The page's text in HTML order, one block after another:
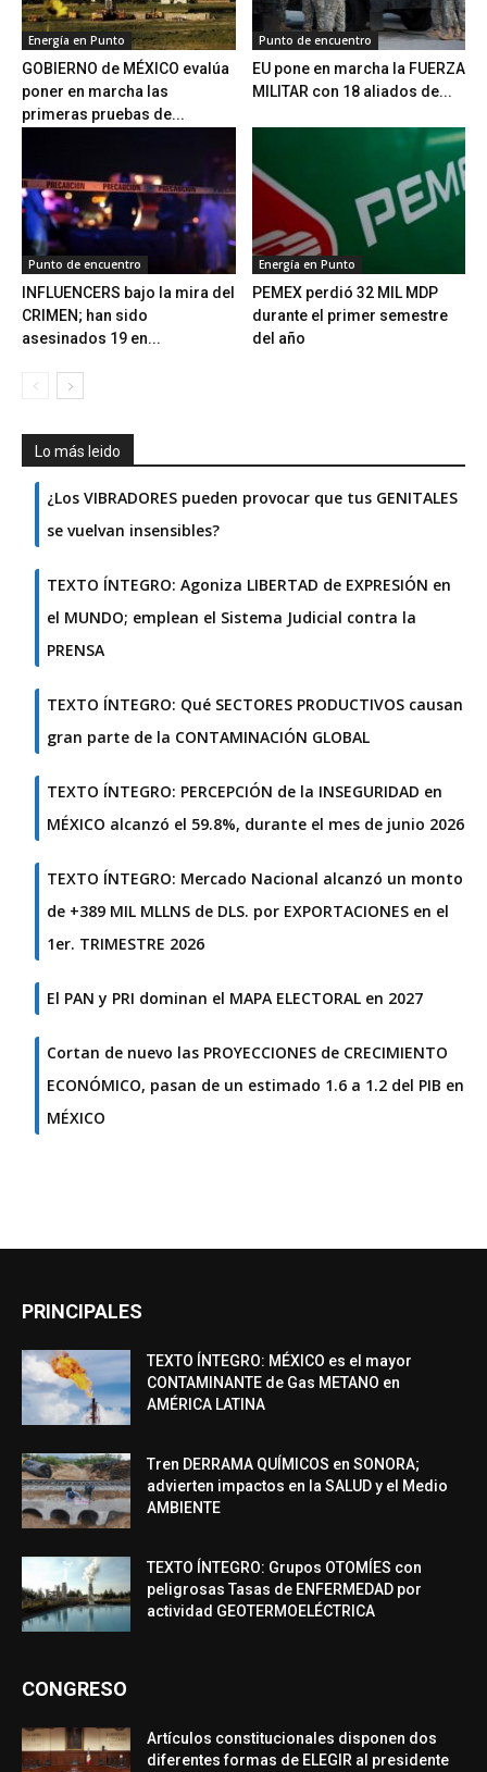
Energía en Punto
GOBIERNO de MÉXICO evalúa
poner en marcha las
primeras pruebas de...
Punto de encuentro
EU pone en marcha la FUERZA
MILITAR con 18 aliados de...
Punto de encuentro
INFLUENCERS bajo la mira del
CRIMEN; han sido
asesinados 19 en...
Energía en Punto
PEMEX perdió 32 MIL MDP
durante el primer semestre
del año
Lo más leido
¿Los VIBRADORES pueden provocar que tus GENITALES
se vuelvan insensibles?
TEXTO ÍNTEGRO: Agoniza LIBERTAD de EXPRESIÓN en
el MUNDO; emplean el Sistema Judicial contra la
PRENSA
TEXTO ÍNTEGRO: Qué SECTORES PRODUCTIVOS causan
gran parte de la CONTAMINACIÓN GLOBAL
TEXTO ÍNTEGRO: PERCEPCIÓN de la INSEGURIDAD en
MÉXICO alcanzó el 59.8%, durante el mes de junio 2026
TEXTO ÍNTEGRO: Mercado Nacional alcanzó un monto
de +389 MIL MLLNS de DLS. por EXPORTACIONES en el
1er. TRIMESTRE 2026
El PAN y PRI dominan el MAPA ELECTORAL en 2027
Cortan de nuevo las PROYECCIONES de CRECIMIENTO
ECONÓMICO, pasan de un estimado 1.6 a 1.2 del PIB en
MÉXICO
PRINCIPALES
TEXTO ÍNTEGRO: MÉXICO es el mayor
CONTAMINANTE de Gas METANO en
AMÉRICA LATINA
Tren DERRAMA QUÍMICOS en SONORA;
advierten impactos en la SALUD y el Medio
AMBIENTE
TEXTO ÍNTEGRO: Grupos OTOMÍES con
peligrosas Tasas de ENFERMEDAD por
actividad GEOTERMOELÉCTRICA
CONGRESO
Artículos constitucionales disponen dos
diferentes formas de ELEGIR al presidente